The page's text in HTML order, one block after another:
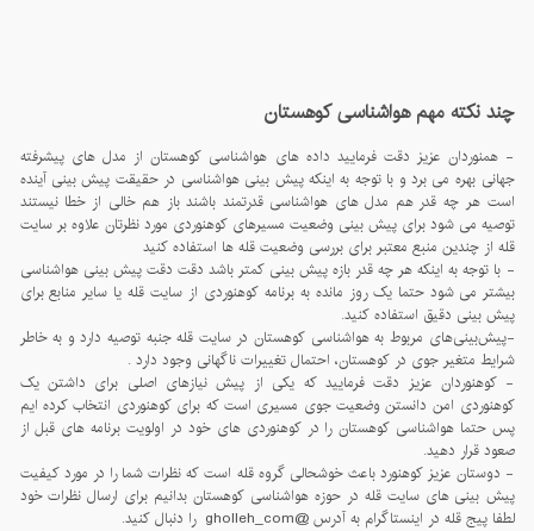
چند نکته مهم هواشناسی کوهستان
- همنوردان عزیز دقت فرمایید داده های هواشناسی کوهستان از مدل های پیشرفته
جهانی بهره می برد و با توجه به اینکه پیش بینی هواشناسی در حقیقت پیش بینی آینده
است هر چه قدر هم مدل های هواشناسی قدرتمند باشند باز هم خالی از خطا نیستند
توصیه می شود برای پیش بینی وضعیت مسیرهای کوهنوردی مورد نظرتان علاوه بر سایت
قله از چندین منبع معتبر برای بررسی وضعیت قله ها استفاده کنید
- با توجه به اینکه هر چه قدر بازه پیش بینی کمتر باشد دقت دقت پیش بینی هواشناسی
بیشتر می شود حتما یک روز مانده به برنامه کوهنوردی از سایت قله یا سایر منابع برای
پیش بینی دقیق استفاده کنید.
-پيش‌بينی‌های مربوط به هواشناسی کوهستان در سايت قله جنبه توصيه دارد و به خاطر
شرايط متغير جوی در کوهستان، احتمال تغييرات ناگهانی وجود دارد .
- کوهنوردان عزیز دقت فرمایید که یکی از پیش نیازهای اصلی برای داشتن یک
کوهنوردی امن دانستن وضعیت جوی مسیری است که برای کوهنوردی انتخاب کرده ایم
پس حتما هواشناسی کوهستان را در کوهنوردی های خود در اولویت برنامه های قبل از
صعود قرار دهید.
- دوستان عزیز کوهنورد باعث خوشحالی گروه قله است که نظرات شما را در مورد کیفیت
پیش بینی های سایت قله در حوزه هواشناسی کوهستان بدانیم برای ارسال نظرات خود
لطفا پیج قله در اینستاگرام به آدرس @gholleh_com را دنبال کنید.